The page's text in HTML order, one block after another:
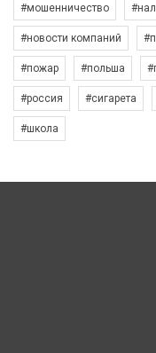
#мошенничество
#новости компаний
#пожар #польша
#россия #сигарета
#школа